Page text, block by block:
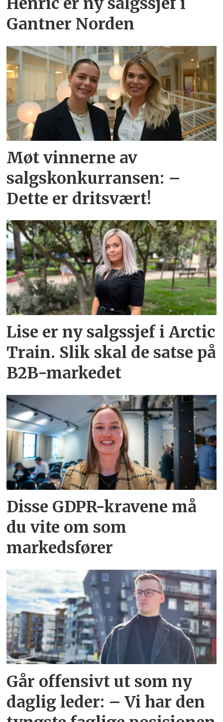
Gantner Norden
Møt vinnerne av
salgskonkurransen: –
Dette er dritsvært!
Lise er ny salgssjef i Arctic
Train. Slik skal de satse på
B2B-markedet
Disse GDPR-kravene må
du vite om som
markedsfører
Går offensivt ut som ny
daglig leder: – Vi har den